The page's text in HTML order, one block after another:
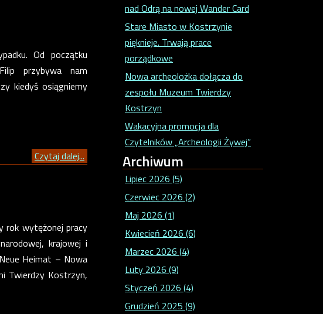
Od początku
przybywa nam
kiedyś osiągniemy
Czytaj dalej...
rok wytężonej pracy
krajowej i
Heimat – Nowa
Twierdzy Kostrzyn,
nad Odrą na nowej Wander Card
Stare Miasto w Kostrzynie
pięknieje. Trwają prace
porządkowe
Nowa archeolożka dołącza do
zespołu Muzeum Twierdzy
Kostrzyn
Wakacyjna promocja dla
Czytelników „Archeologii Żywej”
Archiwum
Lipiec 2026 (5)
Czerwiec 2026 (2)
Maj 2026 (1)
Kwiecień 2026 (6)
Marzec 2026 (4)
Luty 2026 (9)
Styczeń 2026 (4)
Grudzień 2025 (9)